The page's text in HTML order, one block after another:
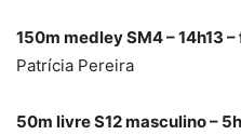
150m medley SM4 – 14h13
Patrícia Pereira
50m livre S12 masculino –